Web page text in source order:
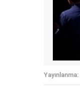
Yayınlanma: